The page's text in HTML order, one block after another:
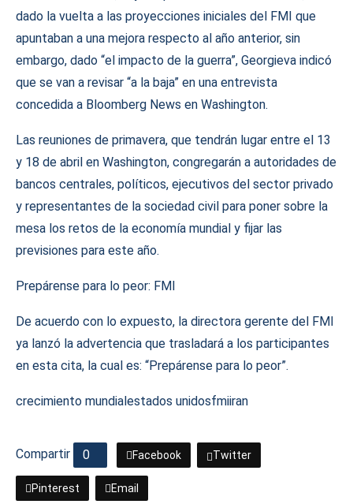
dado la vuelta a las proyecciones iniciales del FMI que
apuntaban a una mejora respecto al año anterior, sin
embargo, dado “el impacto de la guerra”, Georgieva indicó
que se van a revisar “a la baja” en una entrevista
concedida a Bloomberg News en Washington.
Las reuniones de primavera, que tendrán lugar entre el 13
y 18 de abril en Washington, congregarán a autoridades de
bancos centrales, políticos, ejecutivos del sector privado
y representantes de la sociedad civil para poner sobre la
mesa los retos de la economía mundial y fijar las
previsiones para este año.
Prepárense para lo peor: FMI
De acuerdo con lo expuesto, la directora gerente del FMI
ya lanzó la advertencia que trasladará a los participantes
en esta cita, la cual es: “Prepárense para lo peor”.
crecimiento mundialestados unidosfmiiran
Compartir 0 Facebook Twitter
Pinterest Email